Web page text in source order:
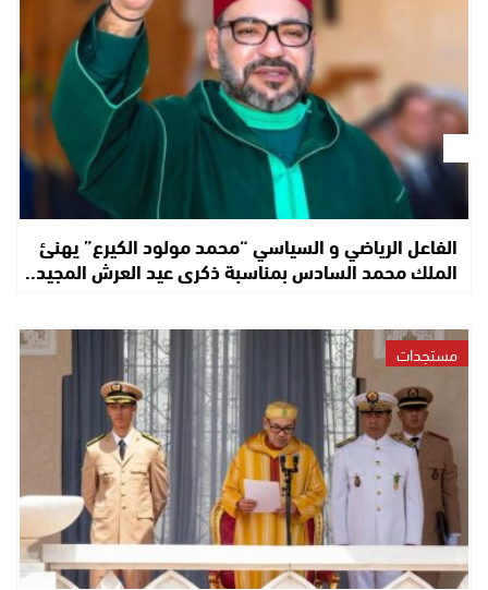
الفاعل الرياضي و السياسي “محمد مولود الكيرع” يهنئ
الملك محمد السادس بمناسبة ذكرى عيد العرش المجيد..
مستجدات